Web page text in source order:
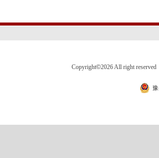
Copyright©2026 All right